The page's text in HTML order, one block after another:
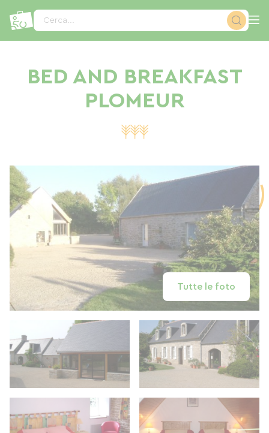
Cerca...
BED AND BREAKFAST
PLOMEUR
Tutte le foto
Pannello di gestione dei cookies